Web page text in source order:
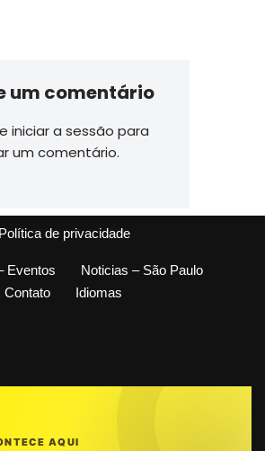
um comentário
iniciar a sessão para
um comentário.
Política de privacidade
Eventos
Noticias – São Paulo
Contato Idiomas
AQUI